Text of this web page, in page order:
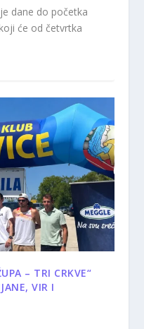
dane do početka
će od četvrtka
– TRI CRKVE“
VIR I